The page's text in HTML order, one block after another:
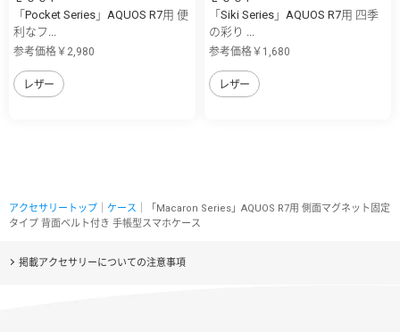
「Pocket Series」AQUOS R7用 便
利なフ...
参考価格￥2,980
レザー
「Siki Series」AQUOS R7用 四季
の彩り ...
参考価格￥1,680
レザー
アクセサリートップ ケース ｜「Macaron Series」AQUOS R7用 側面マグネット固定
タイプ 背面ベルト付き 手帳型スマホケース
掲載アクセサリーについての注意事項